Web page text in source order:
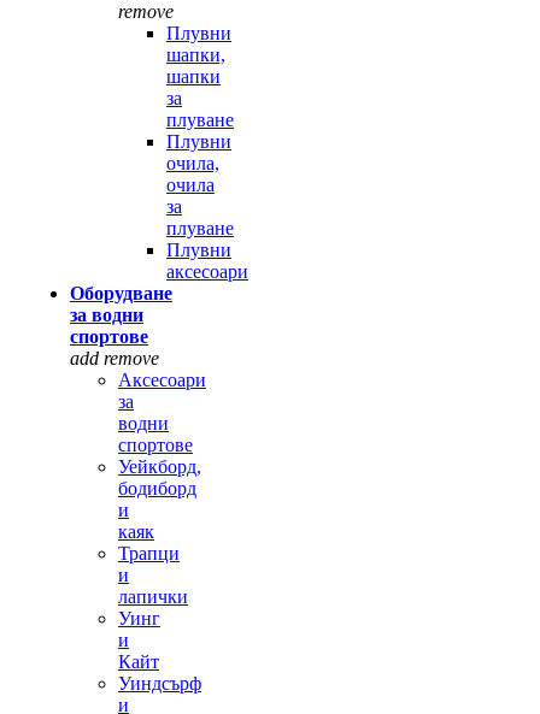
remove
Плувни
шапки,
шапки
за
плуване
Плувни
очила,
очила
за
плуване
Плувни
аксесоари
Оборудване
за водни
спортове
add remove
Аксесоари
за
водни
спортове
Уейкборд,
бодиборд
и
каяк
Трапци
и
лапички
Уинг
и
Кайт
Уиндсърф
и